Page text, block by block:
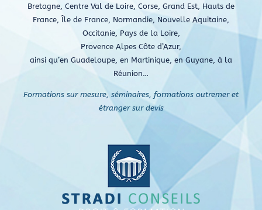
Bretagne, Centre Val de Loire, Corse, Grand Est, Hauts de
France, Île de France, Normandie, Nouvelle Aquitaine,
Occitanie, Pays de la Loire,
Provence Alpes Côte d’Azur,
ainsi qu’en Guadeloupe, en Martinique, en Guyane, à la
Réunion…
Formations sur mesure, séminaires, formations outremer et
étranger sur devis